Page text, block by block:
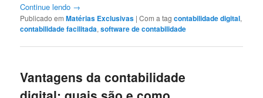
Continue lendo →
Publicado em Matérias Exclusivas |Com a tagcontabilidade digital,
contabilidade facilitada,software de contabilidade
Vantagens da contabilidade